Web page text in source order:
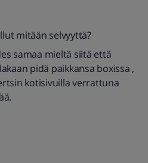
mitään selvyyttä?
samaa mieltä siitä että
pidä paikkansa boxissa ,
kotisivuilla verrattuna